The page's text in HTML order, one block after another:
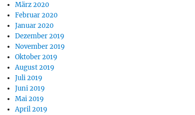
März 2020
Februar 2020
Januar 2020
Dezember 2019
November 2019
Oktober 2019
August 2019
Juli 2019
Juni 2019
Mai 2019
April 2019